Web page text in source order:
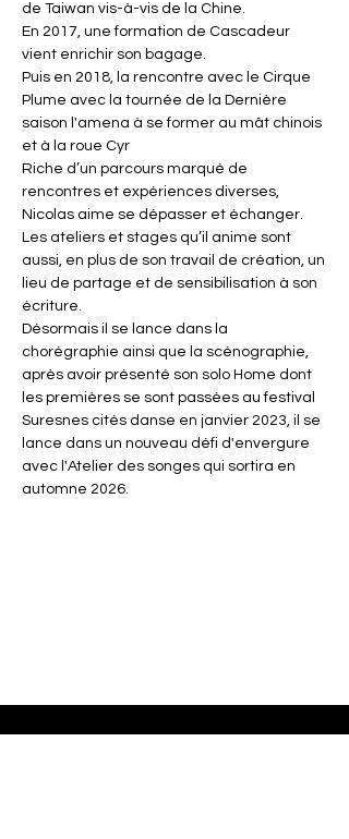
de Taiwan vis-à-vis de la Chine.
En 2017, une formation de Cascadeur
vient enrichir son bagage.
Puis en 2018, la rencontre avec le Cirque
Plume avec la tournée de la Dernière
saison l'amena à se former au mât chinois
et à la roue Cyr
Riche d’un parcours marqué de
rencontres et expériences diverses,
Nicolas aime se dépasser et échanger.
Les ateliers et stages qu’il anime sont
aussi, en plus de son travail de création, un
lieu de partage et de sensibilisation à son
écriture.
Désormais il se lance dans la
chorégraphie ainsi que la scénographie,
après avoir présenté son solo Home dont
les premières se sont passées au festival
Suresnes cités danse en janvier 2023, il se
lance dans un nouveau défi d'envergure
avec l'Atelier des songes qui sortira en
automne 2026.